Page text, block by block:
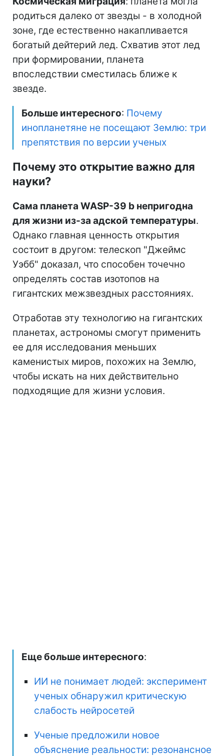
родиться далеко от звезды - в холодной
зоне, где естественно накапливается
богатый дейтерий лед. Схватив этот лед
при формировании, планета
впоследствии сместилась ближе к
звезде.
Больше интересного: Почему
инопланетяне не посещают Землю: три
препятствия по версии ученых
Почему это открытие важно для
науки?
Сама планета WASP-39 b непригодна
для жизни из-за адской температуры.
Однако главная ценность открытия
состоит в другом: телескоп "Джеймс
Уэбб" доказал, что способен точечно
определять состав изотопов на
гигантских межзвездных расстояниях.
Отработав эту технологию на гигантских
планетах, астрономы смогут применить
ее для исследования меньших
каменистых миров, похожих на Землю,
чтобы искать на них действительно
подходящие для жизни условия.
Еще больше интересного:
ИИ не понимает людей: эксперимент
ученых обнаружил критическую
слабость нейросетей
Ученые предложили новое
объяснение реальности: резонансное